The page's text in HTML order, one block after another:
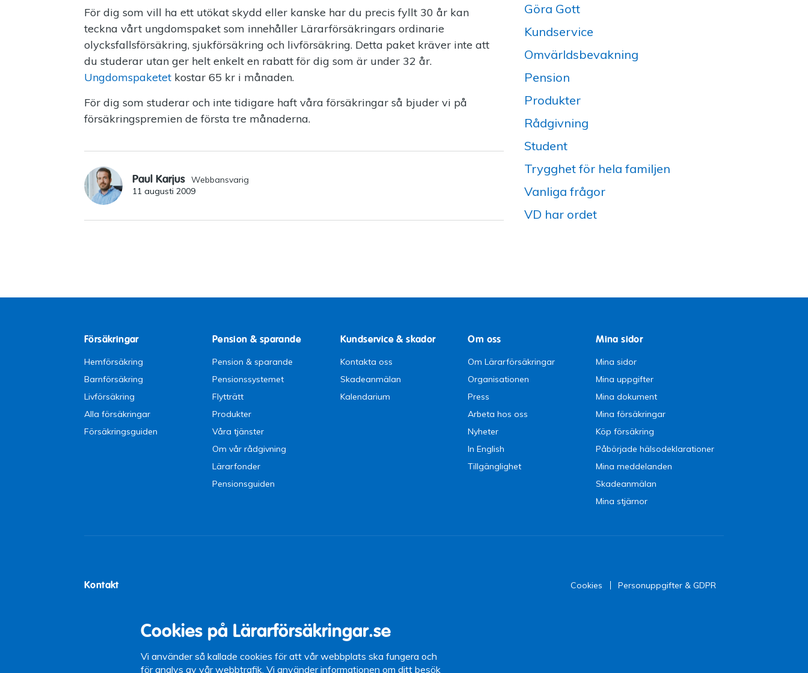
Cookies på Lärarförsäkringar.se
Vi använder så kallade cookies för att vår webbplats ska fungera och
för analys av vår webbtrafik. Vi använder informationen om ditt besök
För dig som vill ha ett utökat skydd eller kanske har du precis fyllt 30 år kan
teckna vårt ungdomspaket som innehåller Lärarförsäkringars ordinarie
olycksfallsförsäkring, sjukförsäkring och livförsäkring. Detta paket kräver inte att
du studerar utan ger helt enkelt en rabatt för dig som är under 32 år.
Ungdomspaketet kostar 65 kr i månaden.
För dig som studerar och inte tidigare haft våra försäkringar så bjuder vi på
försäkringspremien de första tre månaderna.
Paul Karjus Webbansvarig
11 augusti 2009
Göra Gott
Kundservice
Omvärldsbevakning
Pension
Produkter
Rådgivning
Student
Trygghet för hela familjen
Vanliga frågor
VD har ordet
Försäkringar
Hemförsäkring
Barnförsäkring
Livförsäkring
Alla försäkringar
Försäkringsguiden
Pension & sparande
Pension & sparande
Pensionssystemet
Flytträtt
Produkter
Våra tjänster
Om vår rådgivning
Lärarfonder
Pensionsguiden
Kundservice & skador
Kontakta oss
Skadeanmälan
Kalendarium
Om oss
Om Lärarförsäkringar
Organisationen
Press
Arbeta hos oss
Nyheter
In English
Tillgänglighet
Mina sidor
Mina sidor
Mina uppgifter
Mina dokument
Mina försäkringar
Köp försäkring
Påbörjade hälsodeklarationer
Mina meddelanden
Skadeanmälan
Mina stjärnor
Kontakt
102 42 Stockholm
12-13)
Cookies Personuppgifter & GDPR